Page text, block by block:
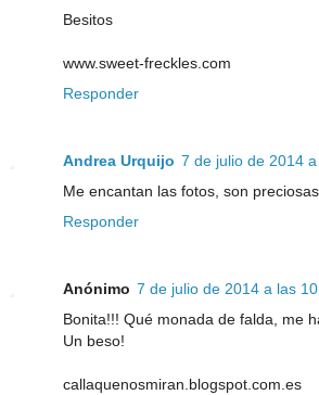
Besitos
www.sweet-freckles.com
Responder
Andrea Urquijo 7 de julio de 2014
Me encantan las fotos, son
Responder
Anónimo 7 de julio de 2014 a las
Bonita!!! Qué monada de falda, me
Un beso!
callaquenosmiran.blogspot.com.es